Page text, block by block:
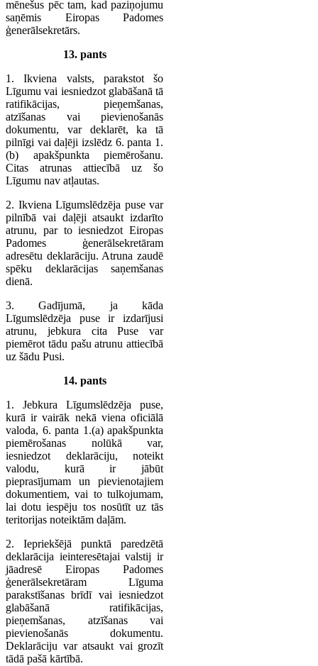
mēnešus pēc tam, kad paziņojumu
saņēmis Eiropas Padomes
ģenerālsekretārs.
13. pants
1. Ikviena valsts, parakstot šo
Līgumu vai iesniedzot glabāšanā tā
ratifikācijas, pieņemšanas,
atzīšanas vai pievienošanās
dokumentu, var deklarēt, ka tā
pilnīgi vai daļēji izslēdz 6. panta 1.
(b) apakšpunkta piemērošanu.
Citas atrunas attiecībā uz šo
Līgumu nav atļautas.
2. Ikviena Līgumslēdzēja puse var
pilnībā vai daļēji atsaukt izdarīto
atrunu, par to iesniedzot Eiropas
Padomes ģenerālsekretāram
adresētu deklarāciju. Atruna zaudē
spēku deklarācijas saņemšanas
dienā.
3. Gadījumā, ja kāda
Līgumslēdzēja puse ir izdarījusi
atrunu, jebkura cita Puse var
piemērot tādu pašu atrunu attiecībā
uz šādu Pusi.
14. pants
1. Jebkura Līgumslēdzēja puse,
kurā ir vairāk nekā viena oficiālā
valoda, 6. panta 1.(a) apakšpunkta
piemērošanas nolūkā var,
iesniedzot deklarāciju, noteikt
valodu, kurā ir jābūt
pieprasījumam un pievienotajiem
dokumentiem, vai to tulkojumam,
lai dotu iespēju tos nosūtīt uz tās
teritorijas noteiktām daļām.
2. Iepriekšējā punktā paredzētā
deklarācija ieinteresētajai valstij ir
jāadresē Eiropas Padomes
ģenerālsekretāram Līguma
parakstīšanas brīdī vai iesniedzot
glabāšanā ratifikācijas,
pieņemšanas, atzīšanas vai
pievienošanās dokumentu.
Deklarāciju var atsaukt vai grozīt
tādā pašā kārtībā.